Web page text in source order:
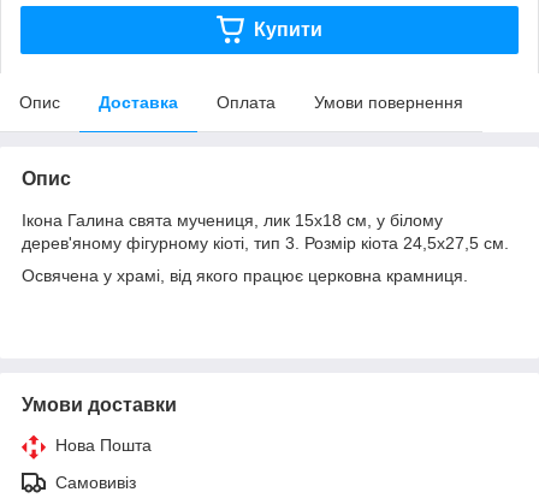
Купити
Опис Доставка Оплата Умови повернення
Опис
Ікона Галина свята мучениця, лик 15х18 см, у білому
дерев'яному фігурному кіоті, тип 3. Розмір кіота 24,5х27,5 см.
Освячена у храмі, від якого працює церковна крамниця.
Умови доставки
Нова Пошта
Самовивіз